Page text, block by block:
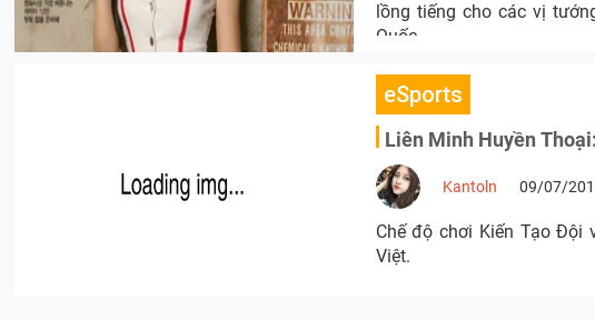
lồng tiếng cho các vị
Quốc.
eSports
Liên Minh Huyền
Kantoln 09/07/
Chế độ chơi Kiến Tạo Đội
Việt.